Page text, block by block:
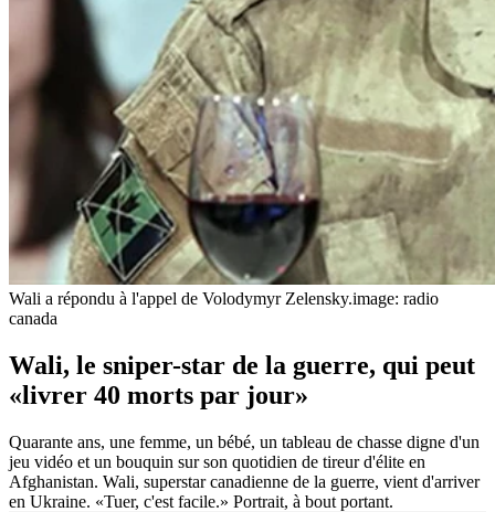
Wali a répondu à l'appel de Volodymyr Zelensky.image: radio
canada
Wali, le sniper-star de la guerre, qui peut
«livrer 40 morts par jour»
Quarante ans, une femme, un bébé, un tableau de chasse digne d'un
jeu vidéo et un bouquin sur son quotidien de tireur d'élite en
Afghanistan. Wali, superstar canadienne de la guerre, vient d'arriver
en Ukraine. «Tuer, c'est facile.» Portrait, à bout portant.